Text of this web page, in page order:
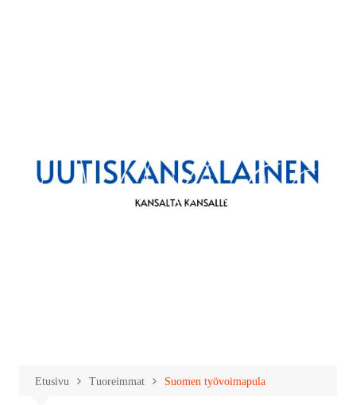
Etusivu Tuoreimmat Suomen työvoimapula